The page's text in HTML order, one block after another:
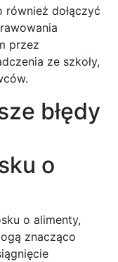
dołączyć
przez
ze szkoły,
błędy
o
o alimenty,
znacząco